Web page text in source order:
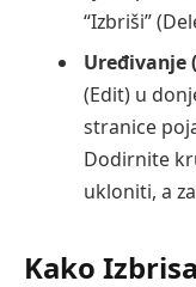
“Izbriši”
Uređivanje
(Edit) u
stranice
Dodirnite
ukloniti, a
Kako